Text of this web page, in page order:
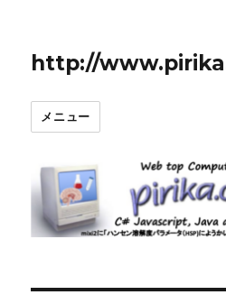
http://
メニュー